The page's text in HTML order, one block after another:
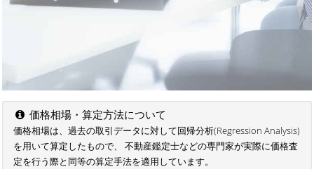
価格相場・算定方法について
価格相場は、過去の取引データに対して回帰分析(Regression Analysis)
を用いて算定したもので、 不動産鑑定士などの専門家が実際に価格査
定を行う際と同等の算定手法を適用しています。